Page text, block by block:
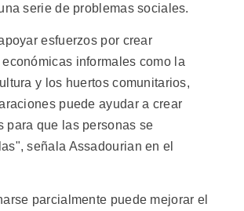
serie de problemas sociales.
esfuerzos por crear
informales como la
y los huertos comunitarios,
puede ayudar a crear
para que las personas se
señala Assadourian en el
parcialmente puede mejorar el